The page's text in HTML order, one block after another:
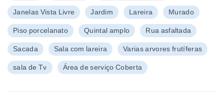
Janelas Vista Livre Jardim Lareira Murado
Piso porcelanato Quintal amplo Rua asfaltada
Sacada Sala com lareira Varias arvores frutíferas
sala de Tv Área de serviço Coberta